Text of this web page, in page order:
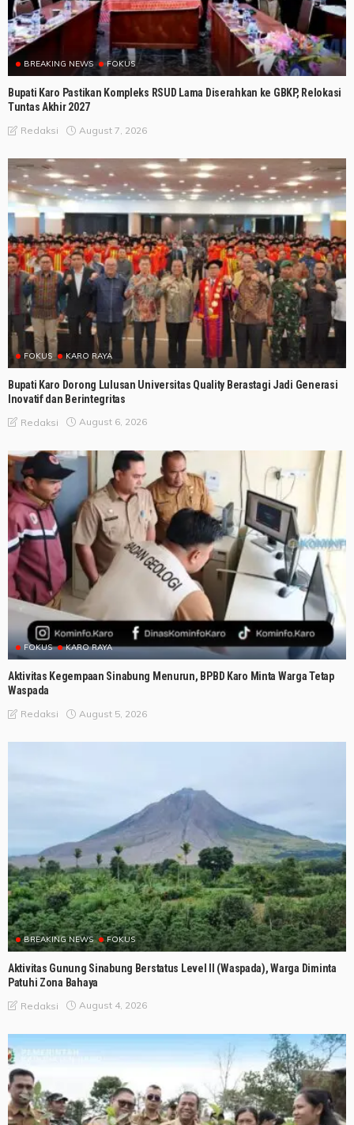
BREAKING NEWS FOKUS
Bupati Karo Pastikan Kompleks RSUD Lama Diserahkan ke GBKP, Relokasi
Tuntas Akhir 2027
Redaksi August 7, 2026
FOKUS KARO RAYA
Bupati Karo Dorong Lulusan Universitas Quality Berastagi Jadi Generasi
Inovatif dan Berintegritas
Redaksi August 6, 2026
FOKUS KARO RAYA
Aktivitas Kegempaan Sinabung Menurun, BPBD Karo Minta Warga Tetap
Waspada
Redaksi August 5, 2026
BREAKING NEWS FOKUS
Aktivitas Gunung Sinabung Berstatus Level II (Waspada), Warga Diminta
Patuhi Zona Bahaya
Redaksi August 4, 2026